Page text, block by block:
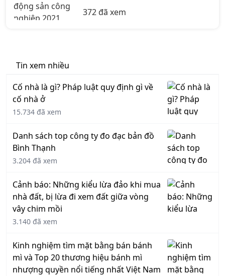
372 đã xem
Tin xem nhiều
Cố nhà là gì? Pháp luật quy định gì về
cố nhà ở
15.734 đã xem
Danh sách top công ty đo đạc bản đồ
Bình Thạnh
3.204 đã xem
Cảnh báo: Những kiểu lừa đảo khi mua
nhà đất, bị lừa đi xem đất giữa vòng
vây chim mồi
3.140 đã xem
Kinh nghiệm tìm mặt bằng bán bánh
mì và Top 20 thương hiệu bánh mì
nhượng quyền nổi tiếng nhất Việt Nam